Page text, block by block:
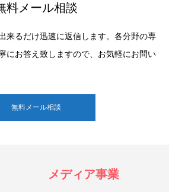
料メール相談
来るだけ迅速に返信します。各分野の専
にお答え致しますので、お気軽にお問い
無料メール相談
メディア事業